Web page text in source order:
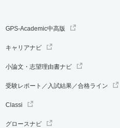
GPS-Academic中高版
キャリアナビ
小論文・志望理由書ナビ
受験レポート／入試結果／合格ライン
Classi
グロースナビ